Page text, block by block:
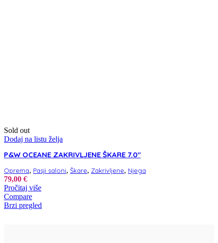
Sold out
Dodaj na listu želja
P&W OCEANE ZAKRIVLJENE ŠKARE 7.0″
Oprema, Pasji saloni, Škare, Zakrivljene, Njega
79,00 €
Pročitaj više
Compare
Brzi pregled